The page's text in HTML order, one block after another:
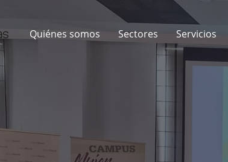
Quiénes somos Sectores Servicios